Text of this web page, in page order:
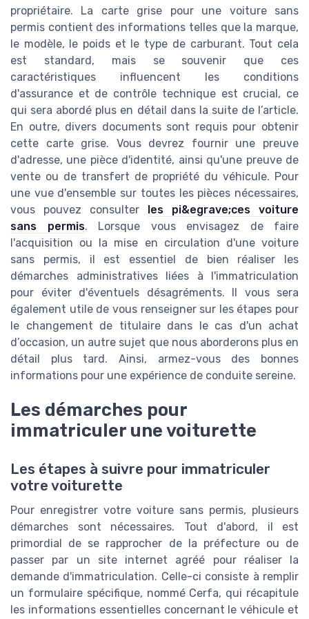
propriétaire. La carte grise pour une voiture sans
permis contient des informations telles que la marque,
le modèle, le poids et le type de carburant. Tout cela
est standard, mais se souvenir que ces
caractéristiques influencent les conditions
d'assurance et de contrôle technique est crucial, ce
qui sera abordé plus en détail dans la suite de l’article.
En outre, divers documents sont requis pour obtenir
cette carte grise. Vous devrez fournir une preuve
d'adresse, une pièce d'identité, ainsi qu'une preuve de
vente ou de transfert de propriété du véhicule. Pour
une vue d'ensemble sur toutes les pièces nécessaires,
vous pouvez consulter les pi&egrave;ces voiture
sans permis. Lorsque vous envisagez de faire
l'acquisition ou la mise en circulation d'une voiture
sans permis, il est essentiel de bien réaliser les
démarches administratives liées à l'immatriculation
pour éviter d'éventuels désagréments. Il vous sera
également utile de vous renseigner sur les étapes pour
le changement de titulaire dans le cas d'un achat
d’occasion, un autre sujet que nous aborderons plus en
détail plus tard. Ainsi, armez-vous des bonnes
informations pour une expérience de conduite sereine.
Les démarches pour
immatriculer une voiturette
Les étapes à suivre pour immatriculer
votre voiturette
Pour enregistrer votre voiture sans permis, plusieurs
démarches sont nécessaires. Tout d'abord, il est
primordial de se rapprocher de la préfecture ou de
passer par un site internet agréé pour réaliser la
demande d'immatriculation. Celle-ci consiste à remplir
un formulaire spécifique, nommé Cerfa, qui récapitule
les informations essentielles concernant le véhicule et